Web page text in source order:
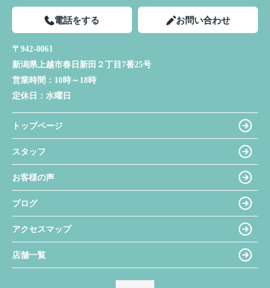
電話をする お問い合わせ
〒942-0061
新潟県上越市春日新田２丁目7番25号
営業時間： 10時～18時
定休日： 水曜日
トップページ
スタッフ
お客様の声
ブログ
アクセスマップ
店舗一覧